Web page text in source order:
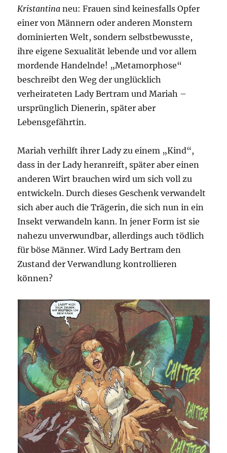
Kristantina neu: Frauen sind keinesfalls Opfer
einer von Männern oder anderen Monstern
dominierten Welt, sondern selbstbewusste,
ihre eigene Sexualität lebende und vor allem
mordende Handelnde! „Metamorphose“
beschreibt den Weg der unglücklich
verheirateten Lady Bertram und Mariah –
ursprünglich Dienerin, später aber
Lebensgefährtin.
Mariah verhilft ihrer Lady zu einem „Kind“,
dass in der Lady heranreift, später aber einen
anderen Wirt brauchen wird um sich voll zu
entwickeln. Durch dieses Geschenk verwandelt
sich aber auch die Trägerin, die sich nun in ein
Insekt verwandeln kann. In jener Form ist sie
nahezu unverwundbar, allerdings auch tödlich
für böse Männer. Wird Lady Bertram den
Zustand der Verwandlung kontrollieren
können?